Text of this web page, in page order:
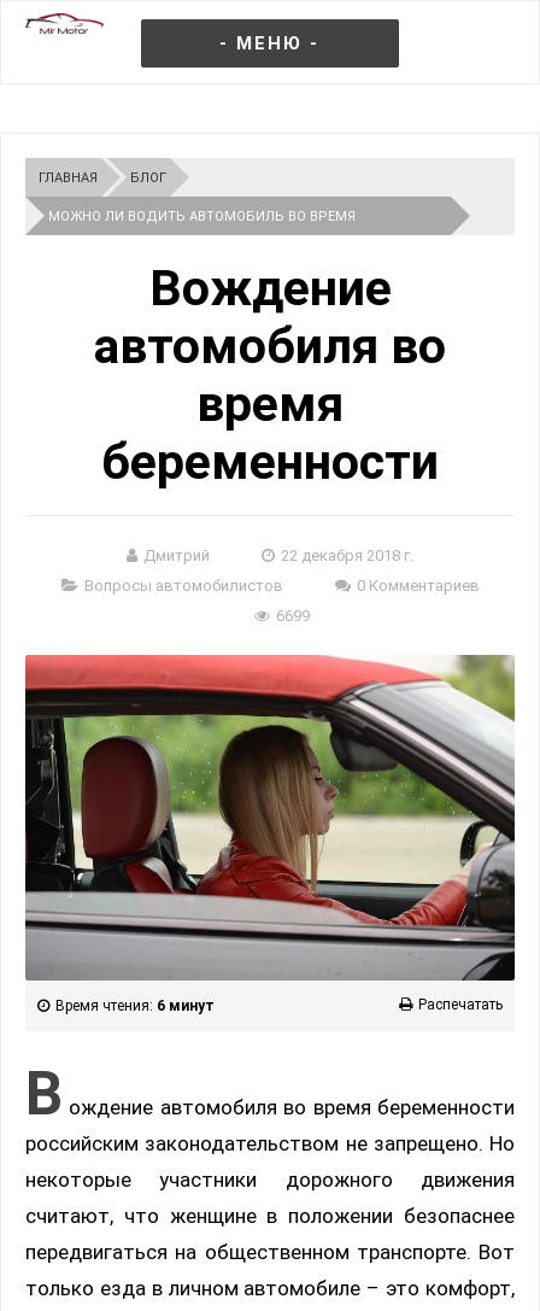
- МЕНЮ -
ГЛАВНАЯ БЛОГ
МОЖНО ЛИ ВОДИТЬ АВТОМОБИЛЬ ВО ВРЕМЯ
Вождение
автомобиля во
время
беременности
Дмитрий
22 декабря 2018 г.
Вопросы автомобилистов
0 Комментариев
6699
Время чтения: 6 минут Распечатать
В ождение автомобиля во время беременности
российским законодательством не запрещено. Но
некоторые участники дорожного движения
считают, что женщине в положении безопаснее
передвигаться на общественном транспорте. Вот
только езда в личном автомобиле – это комфорт,